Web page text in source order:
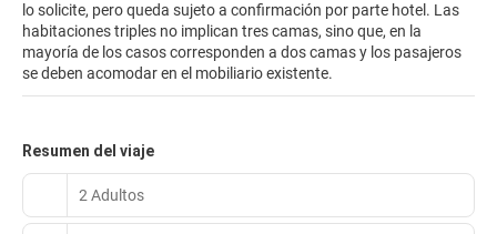
lo solicite, pero queda sujeto a confirmación por parte hotel. Las
habitaciones triples no implican tres camas, sino que, en la
mayoría de los casos corresponden a dos camas y los pasajeros
se deben acomodar en el mobiliario existente.
Resumen del viaje
2 Adultos